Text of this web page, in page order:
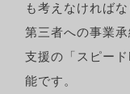
も考えなければな
第三者への事業
支援の「スピー
能です。